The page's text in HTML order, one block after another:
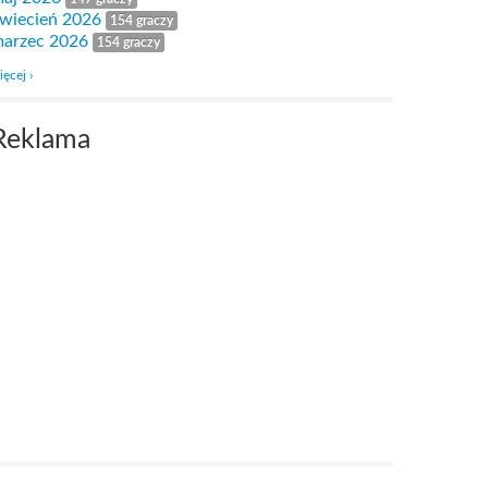
2026 154 graczy
2026 154 graczy
›